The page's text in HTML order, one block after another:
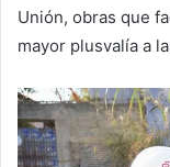
Unión, obras que
mayor plusvalía a